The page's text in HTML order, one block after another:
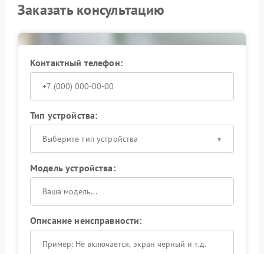
Заказать консультацию
Контактный телефон:
Тип устройства:
Выберите тип устройства
Модель устройства:
Описание неисправности: